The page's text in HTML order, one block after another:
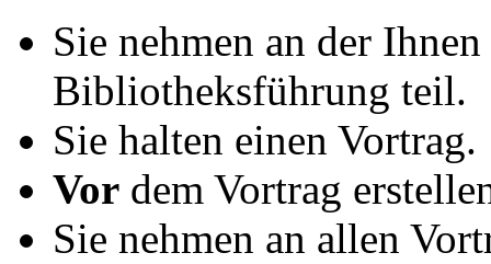
Sie nehmen an der
Bibliotheksführung teil.
Sie halten einen Vortrag.
Vor dem Vortrag
Sie nehmen an allen